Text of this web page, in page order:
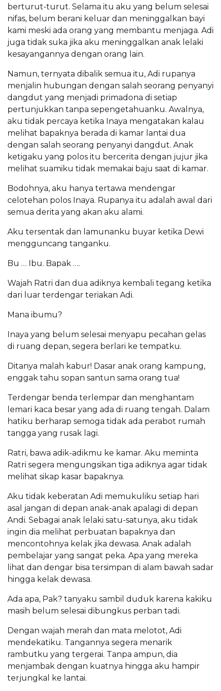
berturut-turut. Selama itu aku yang belum selesai
nifas, belum berani keluar dan meninggalkan bayi
kami meski ada orang yang membantu menjaga. Adi
juga tidak suka jika aku meninggalkan anak lelaki
kesayangannya dengan orang lain.
Namun, ternyata dibalik semua itu, Adi rupanya
menjalin hubungan dengan salah seorang penyanyi
dangdut yang menjadi primadona di setiap
pertunjukkan tanpa sepengetahuanku. Awalnya,
aku tidak percaya ketika Inaya mengatakan kalau
melihat bapaknya berada di kamar lantai dua
dengan salah seorang penyanyi dangdut. Anak
ketigaku yang polos itu bercerita dengan jujur jika
melihat suamiku tidak memakai baju saat di kamar.
Bodohnya, aku hanya tertawa mendengar
celotehan polos Inaya. Rupanya itu adalah awal dari
semua derita yang akan aku alami.
Aku tersentak dan lamunanku buyar ketika Dewi
mengguncang tanganku.
Bu … Ibu. Bapak ….
Wajah Ratri dan dua adiknya kembali tegang ketika
dari luar terdengar teriakan Adi.
Mana ibumu?
Inaya yang belum selesai menyapu pecahan gelas
di ruang depan, segera berlari ke tempatku.
Ditanya malah kabur! Dasar anak orang kampung,
enggak tahu sopan santun sama orang tua!
Terdengar benda terlempar dan menghantam
lemari kaca besar yang ada di ruang tengah. Dalam
hatiku berharap semoga tidak ada perabot rumah
tangga yang rusak lagi.
Ratri, bawa adik-adikmu ke kamar. Aku meminta
Ratri segera mengungsikan tiga adiknya agar tidak
melihat sikap kasar bapaknya.
Aku tidak keberatan Adi memukuliku setiap hari
asal jangan di depan anak-anak apalagi di depan
Andi. Sebagai anak lelaki satu-satunya, aku tidak
ingin dia melihat perbuatan bapaknya dan
mencontohnya kelak jika dewasa. Anak adalah
pembelajar yang sangat peka. Apa yang mereka
lihat dan dengar bisa tersimpan di alam bawah sadar
hingga kelak dewasa.
Ada apa, Pak? tanyaku sambil duduk karena kakiku
masih belum selesai dibungkus perban tadi.
Dengan wajah merah dan mata melotot, Adi
mendekatiku. Tangannya segera menarik
rambutku yang tergerai. Tanpa ampun, dia
menjambak dengan kuatnya hingga aku hampir
terjungkal ke lantai.